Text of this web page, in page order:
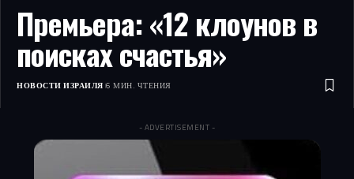
Премьера: «12 клоунов в
поисках счастья»
НОВОСТИ ИЗРАИЛЯ 6 МИН. ЧТЕНИЯ
- ADVERTISEMENT -